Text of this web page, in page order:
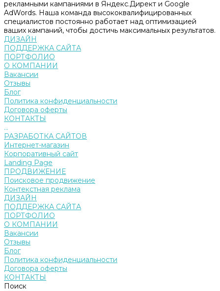
рекламными кампаниями в Яндекс.Директ и Google
AdWords. Наша команда высококвалифицированных
специалистов постоянно работает над оптимизацией
ваших кампаний, чтобы достичь максимальных результатов.
ДИЗАЙН
ПОДДЕРЖКА САЙТА
ПОРТФОЛИО
О КОМПАНИИ
Вакансии
Отзывы
Блог
Политика конфиденциальности
Договора оферты
КОНТАКТЫ
...
РАЗРАБОТКА САЙТОВ
Интернет-магазин
Корпоративный сайт
Landing Page
ПРОДВИЖЕНИЕ
Поисковое продвижение
Контекстная реклама
ДИЗАЙН
ПОДДЕРЖКА САЙТА
ПОРТФОЛИО
О КОМПАНИИ
Вакансии
Отзывы
Блог
Политика конфиденциальности
Договора оферты
КОНТАКТЫ
Поиск